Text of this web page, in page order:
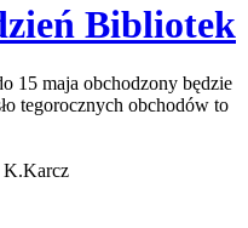
Bibliotek
15 maja obchodzony będzie
tegorocznych obchodów to
K.Karcz